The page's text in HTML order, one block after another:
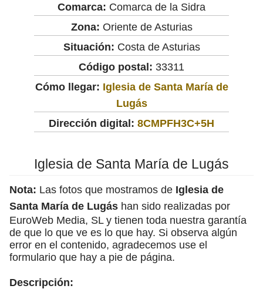
Comarca: Comarca de la Sidra
Zona: Oriente de Asturias
Situación: Costa de Asturias
Código postal: 33311
Cómo llegar: Iglesia de Santa María de
Lugás
Dirección digital: 8CMPFH3C+5H
Iglesia de Santa María de Lugás
Nota: Las fotos que mostramos de Iglesia de
Santa María de Lugás han sido realizadas por
EuroWeb Media, SL y tienen toda nuestra garantía
de que lo que ve es lo que hay. Si observa algún
error en el contenido, agradecemos use el
formulario que hay a pie de página.
Descripción: